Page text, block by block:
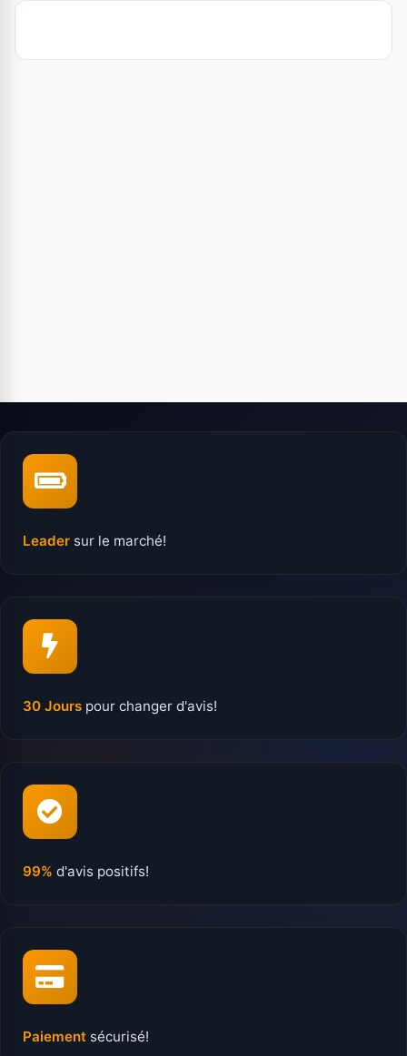
Leader sur le marché!
30 Jours pour changer d'avis!
99% d'avis positifs!
Paiement sécurisé!